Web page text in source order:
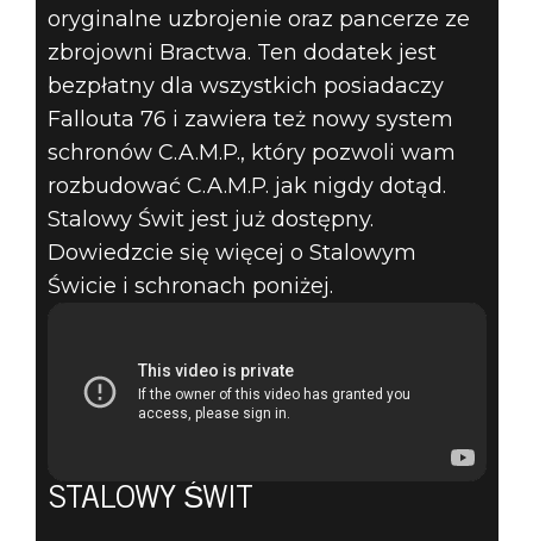
oryginalne uzbrojenie oraz pancerze ze
zbrojowni Bractwa. Ten dodatek jest
bezpłatny dla wszystkich posiadaczy
Fallouta 76 i zawiera też nowy system
schronów C.A.M.P., który pozwoli wam
rozbudować C.A.M.P. jak nigdy dotąd.
Stalowy Świt jest już dostępny.
Dowiedzcie się więcej o Stalowym
Świcie i schronach poniżej.
STALOWY ŚWIT